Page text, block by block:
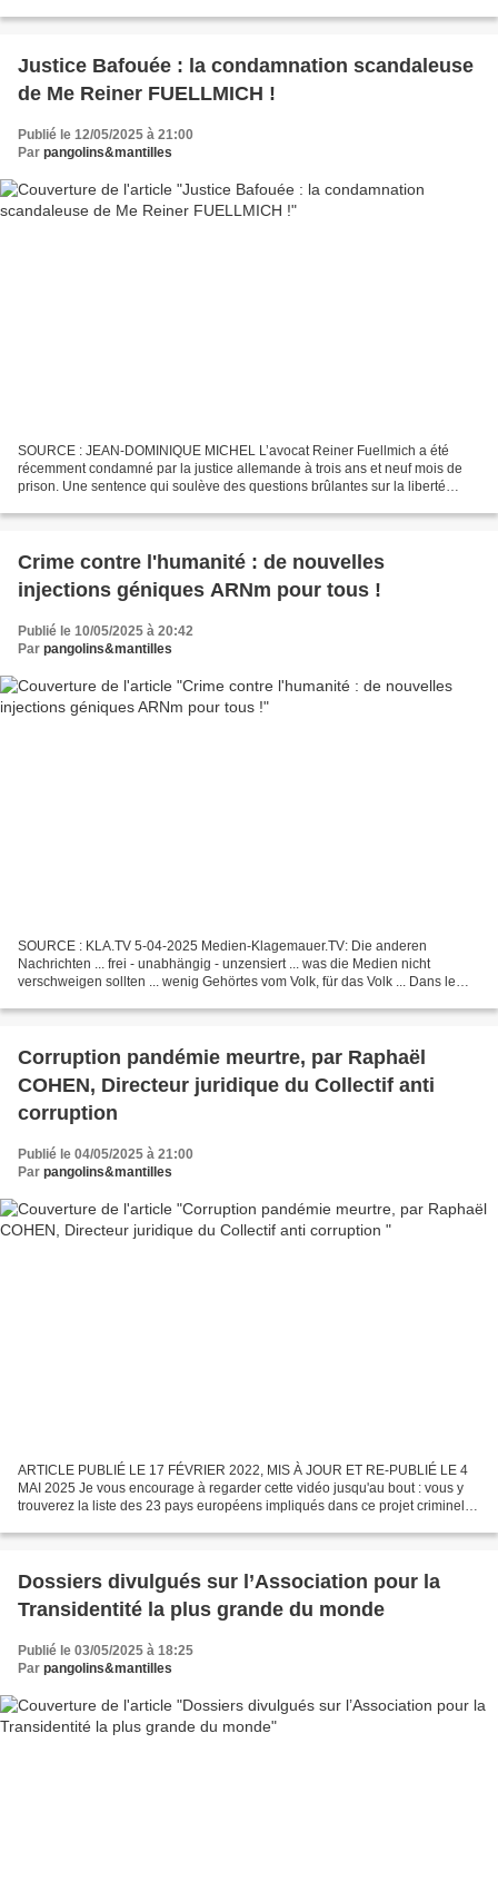
Justice Bafouée : la condamnation scandaleuse
de Me Reiner FUELLMICH !
Publié le 12/05/2025 à 21:00
Par pangolins&mantilles
SOURCE : JEAN-DOMINIQUE MICHEL L’avocat Reiner Fuellmich a été
récemment condamné par la justice allemande à trois ans et neuf mois de
prison. Une sentence qui soulève des questions brûlantes sur la liberté
Crime contre l'humanité : de nouvelles
injections géniques ARNm pour tous !
Publié le 10/05/2025 à 20:42
Par pangolins&mantilles
SOURCE : KLA.TV 5-04-2025 Medien-Klagemauer.TV: Die anderen
Nachrichten ... frei - unabhängig - unzensiert ... was die Medien nicht
verschweigen sollten ... wenig Gehörtes vom Volk, für das Volk ... Dans le
Corruption pandémie meurtre, par Raphaël
COHEN, Directeur juridique du Collectif anti
corruption
Publié le 04/05/2025 à 21:00
Par pangolins&mantilles
ARTICLE PUBLIÉ LE 17 FÉVRIER 2022, MIS À JOUR ET RE-PUBLIÉ LE 4
MAI 2025 Je vous encourage à regarder cette vidéo jusqu'au bout : vous y
trouverez la liste des 23 pays européens impliqués dans ce projet criminel,
Dossiers divulgués sur l’Association pour la
Transidentité la plus grande du monde
Publié le 03/05/2025 à 18:25
Par pangolins&mantilles